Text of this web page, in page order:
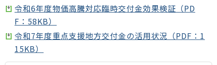
令和6年度物価高騰対応臨時交付金効果検証（PD
F：58KB）
令和7年度重点支援地方交付金の活用状況（PDF：1
15KB）